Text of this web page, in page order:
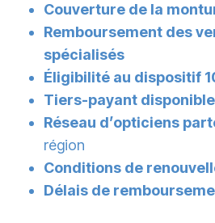
Couverture de la
Remboursement des
spécialisés
Éligibilité au dispositif
Tiers-payant disponible
Réseau d’opticiens
région
Conditions de
Délais de